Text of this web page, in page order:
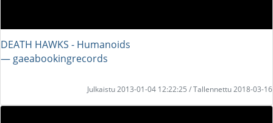
DEATH HAWKS - Humanoids
― gaeabookingrecords
Julkaistu 2013-01-04 12:22:25 / Tallennettu 2018-03-16